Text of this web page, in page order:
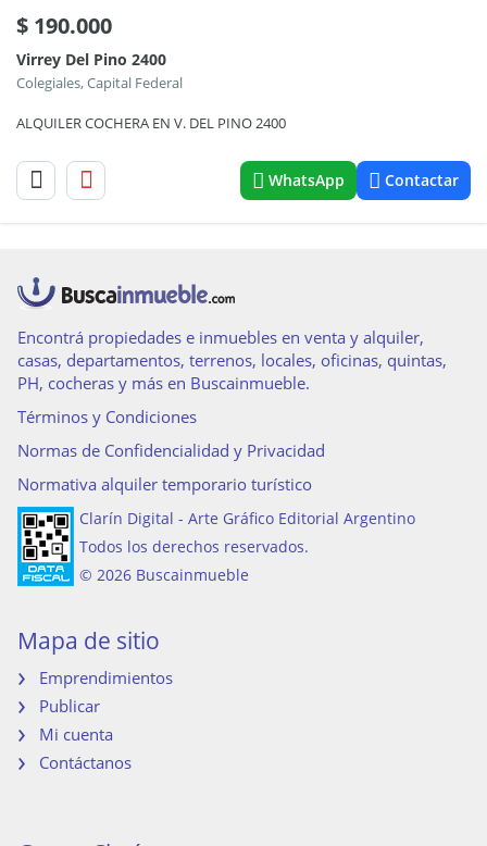
$ 190.000
Virrey Del Pino 2400
Colegiales, Capital Federal
ALQUILER COCHERA EN V. DEL PINO 2400
WhatsApp Contactar
Encontrá propiedades e inmuebles en venta y alquiler,
casas, departamentos, terrenos, locales, oficinas, quintas,
PH, cocheras y más en Buscainmueble.
Términos y Condiciones
Normas de Confidencialidad y Privacidad
Normativa alquiler temporario turístico
Clarín Digital - Arte Gráfico Editorial Argentino
Todos los derechos reservados.
© 2026 Buscainmueble
Mapa de sitio
Emprendimientos
Publicar
Mi cuenta
Contáctanos